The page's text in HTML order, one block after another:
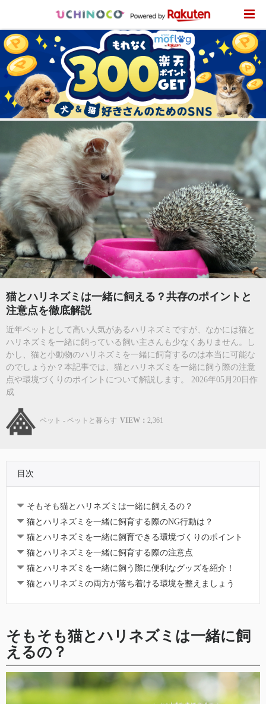
猫とハリネズミは一緒に飼える？共存のポイントと
注意点を徹底解説
近年ペットとして高い人気があるハリネズミですが、なかには猫と
ハリネズミを一緒に飼っている飼い主さんも少なくありません。し
かし、猫と小動物のハリネズミを一緒に飼育するのは本当に可能な
のでしょうか？本記事では、猫とハリネズミを一緒に飼う際の注意
点や環境づくりのポイントについて解説します。 2026年05月20日作
成
ペット - ペットと暮らす VIEW： 2,361
目次
そもそも猫とハリネズミは一緒に飼えるの？
猫とハリネズミを一緒に飼育する際のNG行動は？
猫とハリネズミを一緒に飼育できる環境づくりのポイント
猫とハリネズミを一緒に飼育する際の注意点
猫とハリネズミを一緒に飼う際に便利なグッズを紹介！
猫とハリネズミの両方が落ち着ける環境を整えましょう
そもそも猫とハリネズミは一緒に飼
えるの？